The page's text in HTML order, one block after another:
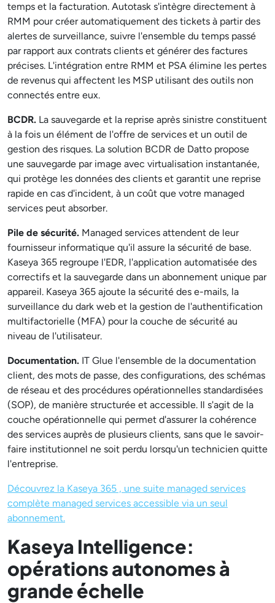
temps et la facturation. Autotask s'intègre directement à
RMM pour créer automatiquement des tickets à partir des
alertes de surveillance, suivre l'ensemble du temps passé
par rapport aux contrats clients et générer des factures
précises. L'intégration entre RMM et PSA élimine les pertes
de revenus qui affectent les MSP utilisant des outils non
connectés entre eux.
BCDR. La sauvegarde et la reprise après sinistre constituent
à la fois un élément de l'offre de services et un outil de
gestion des risques. La solution BCDR de Datto propose
une sauvegarde par image avec virtualisation instantanée,
qui protège les données des clients et garantit une reprise
rapide en cas d'incident, à un coût que votre managed
services peut absorber.
Pile de sécurité. Managed services attendent de leur
fournisseur informatique qu'il assure la sécurité de base.
Kaseya 365 regroupe l'EDR, l'application automatisée des
correctifs et la sauvegarde dans un abonnement unique par
appareil. Kaseya 365 ajoute la sécurité des e-mails, la
surveillance du dark web et la gestion de l'authentification
multifactorielle (MFA) pour la couche de sécurité au
niveau de l'utilisateur.
Documentation. IT Glue l'ensemble de la documentation
client, des mots de passe, des configurations, des schémas
de réseau et des procédures opérationnelles standardisées
(SOP), de manière structurée et accessible. Il s'agit de la
couche opérationnelle qui permet d'assurer la cohérence
des services auprès de plusieurs clients, sans que le savoir-
faire institutionnel ne soit perdu lorsqu'un technicien quitte
l'entreprise.
Découvrez la Kaseya 365 , une suite managed services
complète managed services accessible via un seul
abonnement.
Kaseya Intelligence:
opérations autonomes à
grande échelle